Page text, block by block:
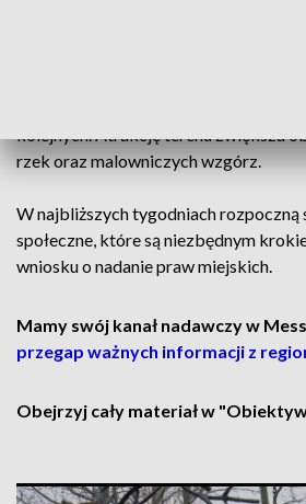
kolejnych. Atrakcję terenu zwiększa
rzek oraz malowniczych wzgórz.
W najbliższych tygodniach rozpoczną
społeczne, które są niezbędnym
wniosku o nadanie praw miejskich.
Mamy swój kanał nadawczy w
przegap ważnych informacji z
Obejrzyj cały materiał w